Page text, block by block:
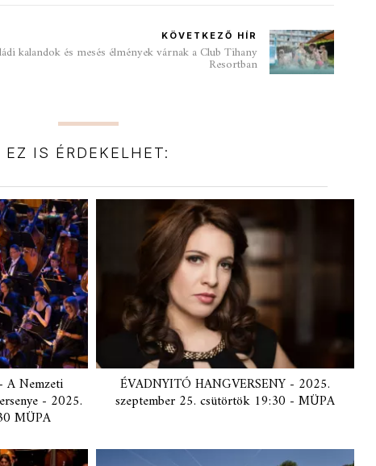
KÖVETKEZŐ HÍR
kalandok és mesés élmények várnak a Club Tihany
Resortban
EZ IS ÉRDEKELHET:
A Nemzeti
- 2025.
MÜPA
ÉVADNYITÓ HANGVERSENY - 2025.
szeptember 25. csütörtök 19:30 - MÜPA